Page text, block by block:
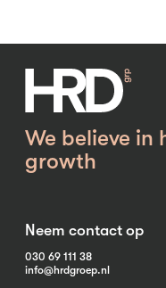
We believe in
growth
Neem contact op
030 69 111 38
info@hrdgroep.nl